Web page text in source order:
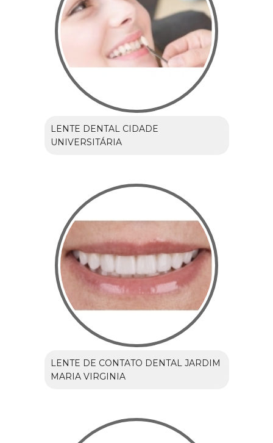
LENTE DENTAL CIDADE
UNIVERSITÁRIA
LENTE DE CONTATO DENTAL JARDIM
MARIA VIRGINIA